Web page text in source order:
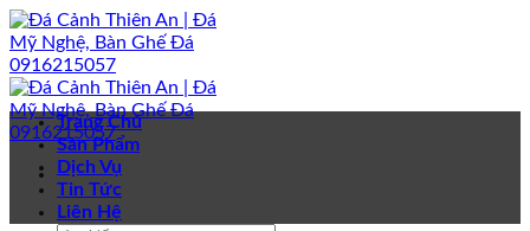
Bỏ
qua
nội
dung
Trang Chủ
Sản Phẩm
Dịch Vụ
Tin Tức
Liên Hệ